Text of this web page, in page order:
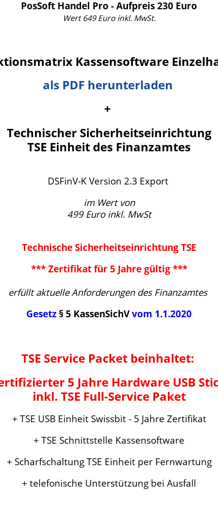
PosSoft Handel Pro - Aufpreis 230 Euro
Wert 649 Euro inkl. MwSt.
Kassensoftware
als PDF herunterladen
+
Technischer Sicherheitseinrichtung
TSE Einheit des Finanzamtes
DSFinV-K Version 2.3 Export
im Wert von
499 Euro inkl. MwSt
Technische Sicherheitseinrichtung TSE
*** Zertifikat für 5 Jahre gültig ***
erfüllt aktuelle Anforderungen des Finanzamtes
Gesetz § 5 KassenSichVvom 1.1.2020
TSE Service Packet beinhaltet:
5 Jahre Hardware USB
inkl. TSE Full-Service Paket
+ TSE USB Einheit Swissbit - 5 Jahre Zertifikat
+ TSE Schnittstelle Kassensoftware
+ Scharfschaltung TSE Einheit per Fernwartung
+ telefonische Unterstützung bei Ausfall